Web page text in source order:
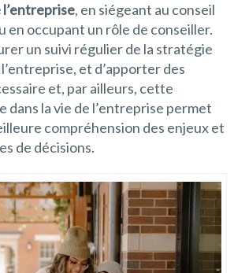
, en siégeant au conseil
en occupant un rôle de conseiller.
un suivi régulier de la stratégie
et d’apporter des
et, par ailleurs, cette
dans la vie de l’entreprise permet
compréhension des enjeux et
de décisions.